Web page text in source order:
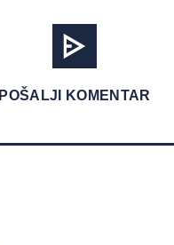
POŠALJI KOMENTAR